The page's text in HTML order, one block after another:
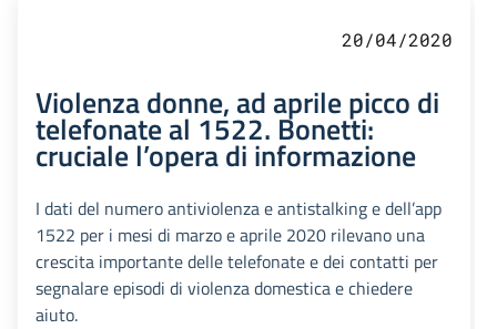
20/04/2020
Violenza donne, ad aprile picco di
telefonate al 1522. Bonetti:
cruciale l’opera di informazione
I dati del numero antiviolenza e antistalking e dell’app
1522 per i mesi di marzo e aprile 2020 rilevano una
crescita importante delle telefonate e dei contatti per
segnalare episodi di violenza domestica e chiedere
aiuto.